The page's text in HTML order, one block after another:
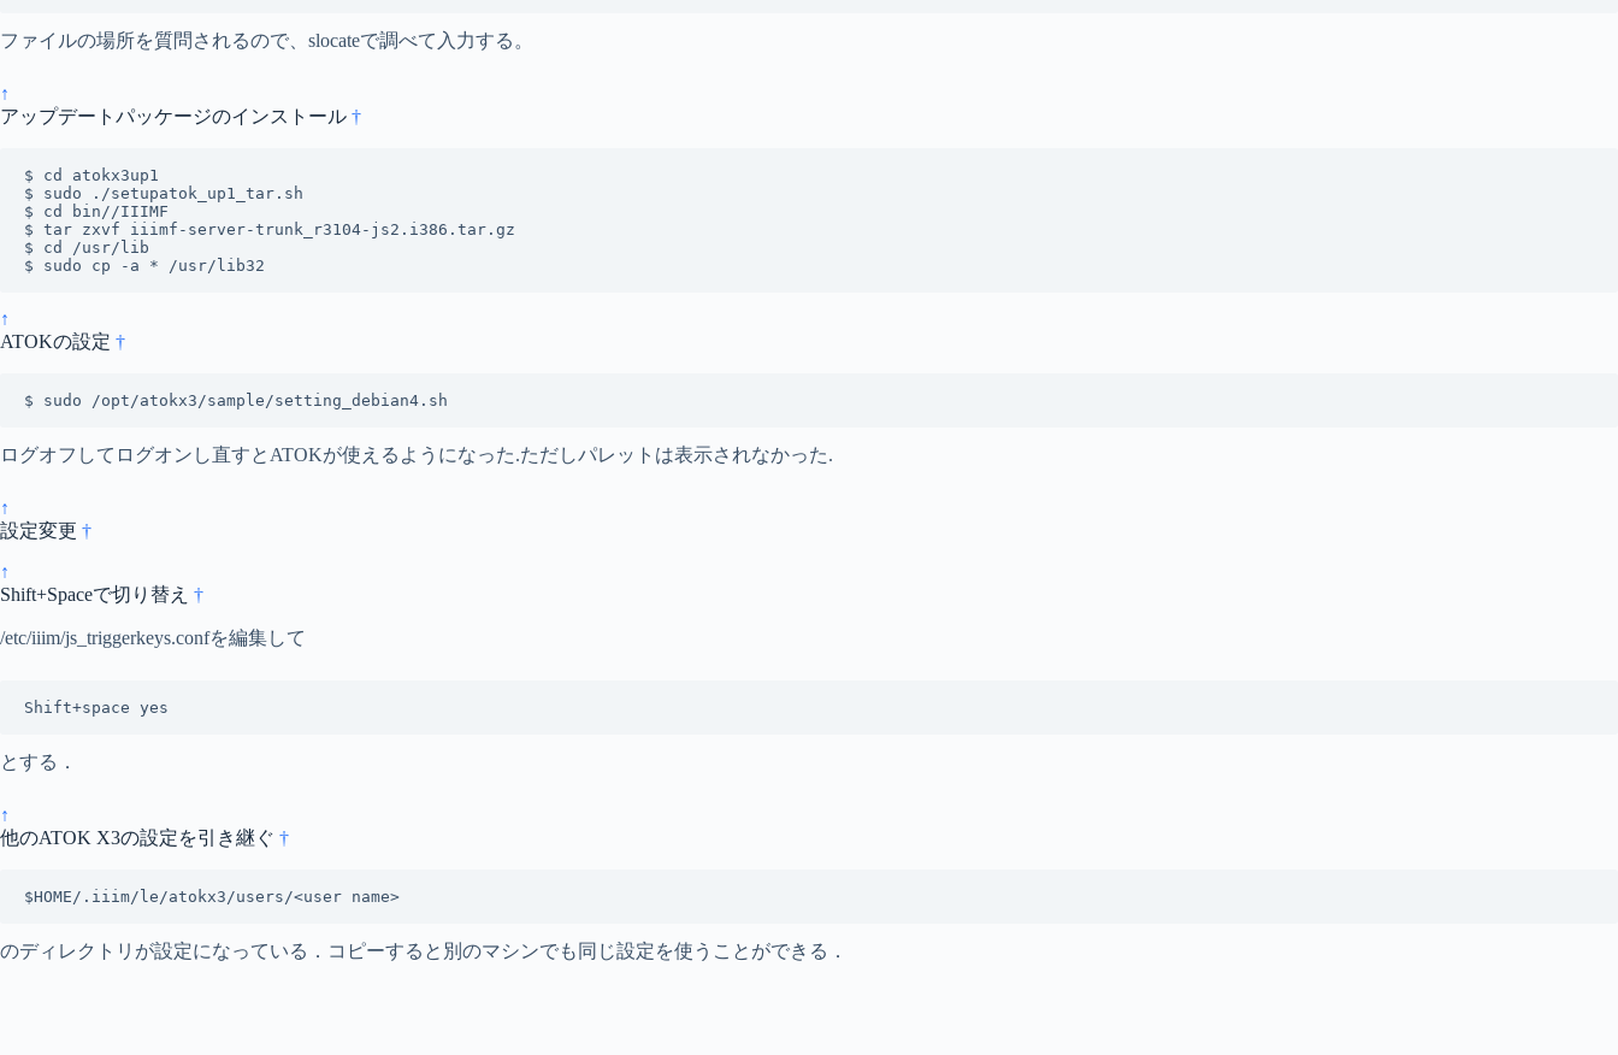
ファイルの場所を質問されるので、slocateで調べて入力する。
↑
アップデートパッケージのインストール †
$ cd atokx3up1
$ sudo ./setupatok_up1_tar.sh
$ cd bin//IIIMF
$ tar zxvf iiimf-server-trunk_r3104-js2.i386.tar.gz
$ cd /usr/lib
$ sudo cp -a * /usr/lib32
↑
ATOKの設定 †
$ sudo /opt/atokx3/sample/setting_debian4.sh
ログオフしてログオンし直すとATOKが使えるようになった.ただしパレットは表示されなかった.
↑
設定変更 †
↑
Shift+Spaceで切り替え †
/etc/iiim/js_triggerkeys.confを編集して
Shift+space yes
とする．
↑
他のATOK X3の設定を引き継ぐ †
$HOME/.iiim/le/atokx3/users/<user name>
のディレクトリが設定になっている．コピーすると別のマシンでも同じ設定を使うことができる．